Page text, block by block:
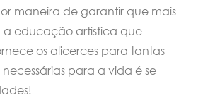
maneira de garantir que mais
educação artística que
os alicerces para tantas
para a vida é se